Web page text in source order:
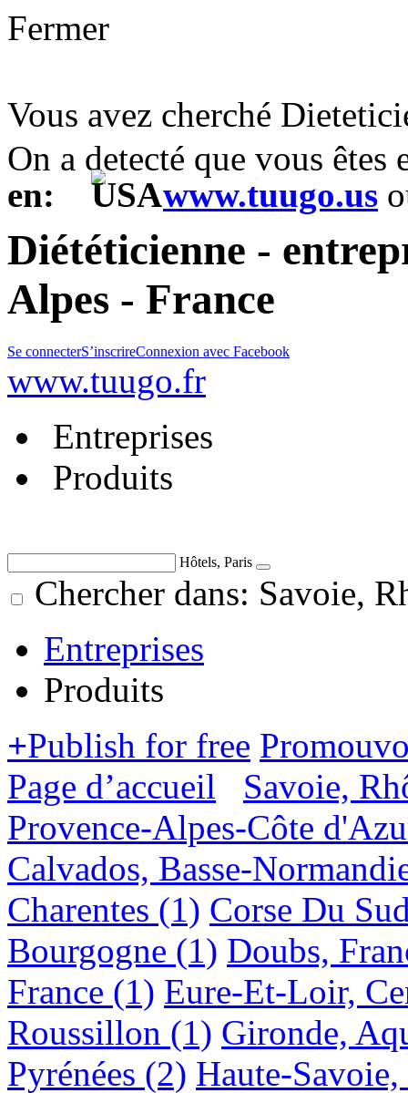
Fermer
Vous avez cherché
On a detecté que vous
en:
www.tuugo.us
Diététicienne -
Alpes - France
Se connecterS’inscrireConnexion avec Facebook
www.tuugo.fr
Entreprises
Produits
Hôtels, Paris
Chercher dans: Savoie,
Entreprises
Produits
+Publish for free
Page d’accueil
Savoie,
Provence-Alpes-Côte
Calvados, Basse-
Charentes (1) Corse Du
Bourgogne (1) Doubs,
France (1) Eure-Et-Loir,
Roussillon (1) Gironde,
Pyrénées (2) Haute-